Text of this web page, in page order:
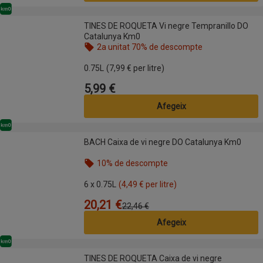
TINES DE ROQUETA Vi negre Tempranillo DO Catalunya Km0
Km0
TINES DE ROQUETA Vi negre Tempranillo DO
Catalunya Km0
2a unitat 70% de descompte
0.75L (7,99 € per litre)
Preu
5,99 €
Afegeix
BACH Caixa de vi negre DO Catalunya Km0
Km0
BACH Caixa de vi negre DO Catalunya Km0
10% de descompte
6 x 0.75L (4,49 € per litre)
Preu
20,21 €
Preu anterior22,46 €
Afegeix
TINES DE ROQUETA Caixa de vi negre Tempranillo DO Catalunya Km0
Km0
TINES DE ROQUETA Caixa de vi negre